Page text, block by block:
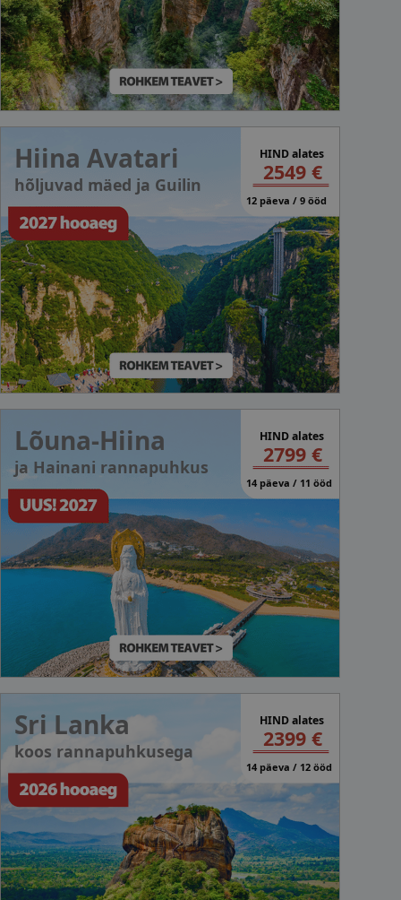
Hiina Avatari
hõljuvad mäed ja Guilin
HIND alates
2549 €
12 päeva / 9 ööd
Lõuna-Hiina
ja Hainani rannapuhkus
HIND alates
2799 €
14 päeva / 11 ööd
Sri Lanka
koos rannapuhkusega
HIND alates
2399 €
14 päeva / 12 ööd